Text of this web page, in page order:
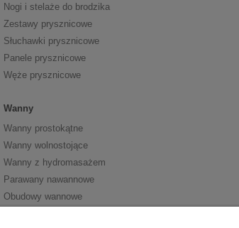
Nogi i stelaże do brodzika
Zestawy prysznicowe
Słuchawki prysznicowe
Panele prysznicowe
Węże prysznicowe
Wanny
Wanny prostokątne
Wanny wolnostojące
Wanny z hydromasażem
Parawany nawannowe
Obudowy wannowe